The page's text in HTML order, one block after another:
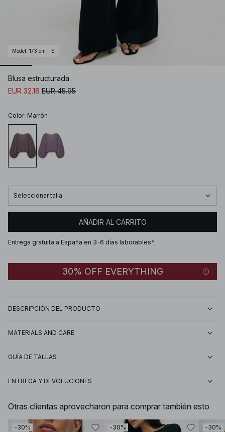
Model : 173 cm - S
Blusa estructurada
EUR 32.16 EUR 45.95
Color: Marrón
Seleccionar talla
AÑADIR AL CARRITO
Entrega gratuita a España en 3-6 días laborables*
30% OFF EVERYTHING
DESCRIPCIÓN DEL PRODUCTO
MATERIALS AND CARE
GUÍA DE TALLAS
ENTREGA Y DEVOLUCIONES
Otras clientas aprovecharon para comprar también esto
-30% -30% -30%